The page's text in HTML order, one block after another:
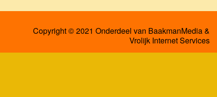
Copyright © 2021 Onderdeel van BaakmanMedia&
Vrolijk Internet Services